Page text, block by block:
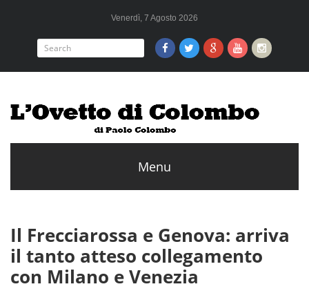
Venerdì, 7 Agosto 2026
Il Frecciarossa e Genova: arriva
il tanto atteso collegamento
con Milano e Venezia